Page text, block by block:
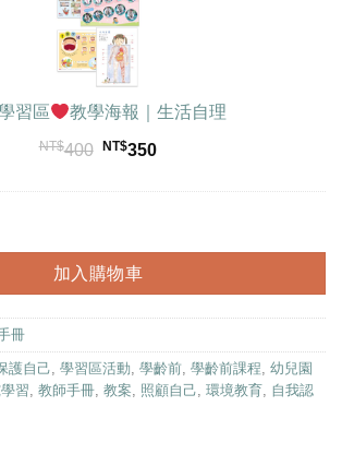
普
｜
親
親
自
然
列
教
學
海
報
生
習區 教學海報｜生活自理
NT$400 原
NT$400。
NT$350目
NT$350。
幼兒園教案｜小班中班大班教師手冊 數量
加入購物車
冊
護自己 學習區活動 學齡前 學齡前課程 幼兒園
習 教師手冊 教案 照顧自己 環境教育 自我認